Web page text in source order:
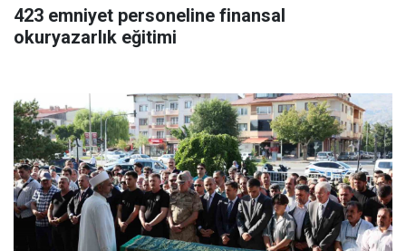
423 emniyet personeline finansal
okuryazarlık eğitimi